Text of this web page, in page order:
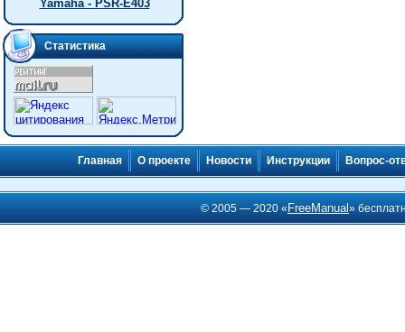
Yamaha - PSR-E403
Статистика
Главная О проекте Новости Инструкции Вопрос-
© 2005 — 2020 « FreeManual»